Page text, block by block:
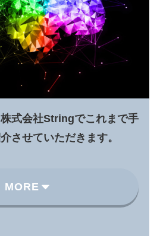
式会社Stringでこれまで手
させていただきます。
MORE